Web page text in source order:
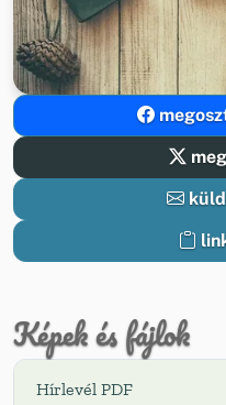
Képek és fájlok
Hírlevél PDF